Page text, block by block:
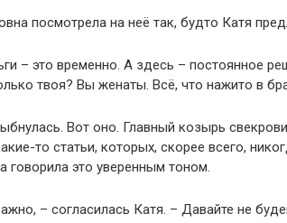
посмотрела на неё так, будто Катя
– это временно. А здесь – постоянное
твоя? Вы женаты. Всё, что нажито в
Вот оно. Главный козырь
то статьи, которых, скорее всего,
говорила это уверенным тоном.
– согласилась Катя. – Давайте не